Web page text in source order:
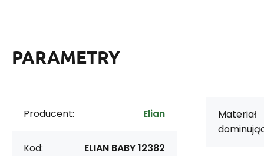
PARAMETRY
Producent: Elian
Kod: ELIAN BABY 12382
Materiał